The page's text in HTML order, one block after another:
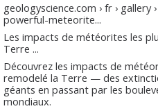
geologyscience.com › fr ›
powerful-meteorite...
Les impacts de météorites les
Terre ...
Découvrez les impacts de
remodelé la Terre — des
géants en passant par les
mondiaux.